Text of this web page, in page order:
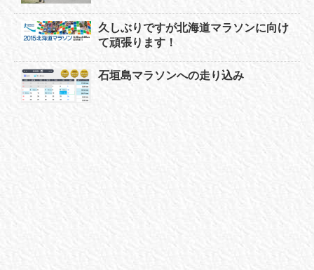
久しぶりですが北海道マラソンに向け
て頑張ります！
石垣島マラソンへの走り込み